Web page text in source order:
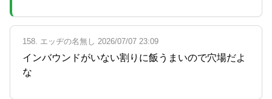
158. エッヂの名無し 2026/07/07 23:09
インバウンドがいない割りに飯うまいので穴場だよ
な